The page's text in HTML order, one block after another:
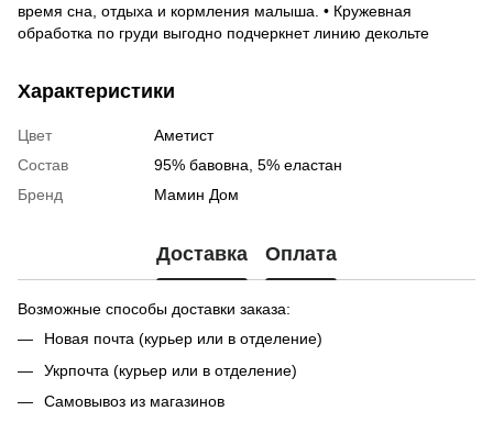
время сна, отдыха и кормления малыша. • Кружевная
обработка по груди выгодно подчеркнет линию декольте
Характеристики
Цвет
Аметист
Состав
95% бавовна, 5% еластан
Бренд
Мамин Дом
Доставка Оплата
Возможные способы доставки заказа:
Новая почта (курьер или в отделение)
Укрпочта (курьер или в отделение)
Самовывоз из магазинов